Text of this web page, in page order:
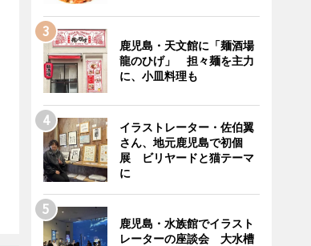
鹿児島・天文館に「麺酒場
龍のひげ」 担々麺を主力
に、小皿料理も
イラストレーター・佐伯翼
さん、地元鹿児島で初個
展 ビリヤードと猫テーマ
に
鹿児島・水族館でイラスト
レーターの座談会 大水槽